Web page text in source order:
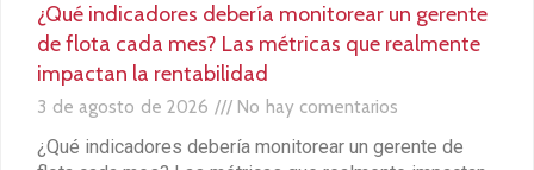
¿Qué indicadores debería monitorear un gerente
de flota cada mes? Las métricas que realmente
impactan la rentabilidad
3 de agosto de 2026 No hay comentarios
¿Qué indicadores debería monitorear un gerente de